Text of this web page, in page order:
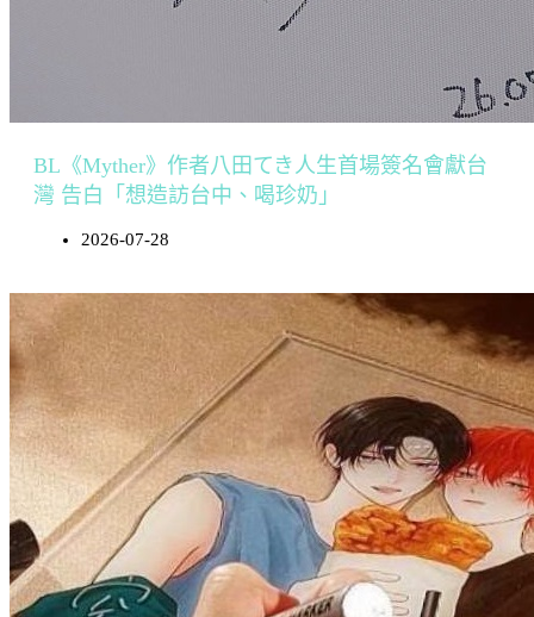
BL《Myther》作者八田てき人生首場簽名會獻台
灣 告白「想造訪台中、喝珍奶」
2026-07-28